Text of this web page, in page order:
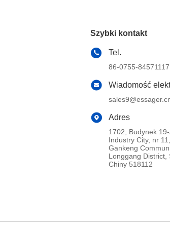
Szybki kontakt
Tel.
86-0755-84571117
Wiadomość
Adres
1702, Budynek
Industry City, nr
Gankeng
Longgang District,
Chiny 518112